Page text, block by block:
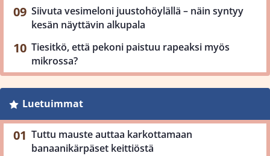
Siivuta vesimeloni juustohöylällä – näin syntyy
kesän näyttävin alkupala
Tiesitkö, että pekoni paistuu rapeaksi myös
mikrossa?
Luetuimmat
Tuttu mauste auttaa karkottamaan
banaanikärpäset keittiöstä